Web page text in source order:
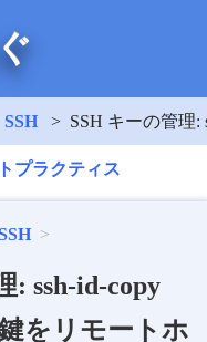
SSH SSH キーの管理
プラクティス
: ssh-id-copy
をリモートホ